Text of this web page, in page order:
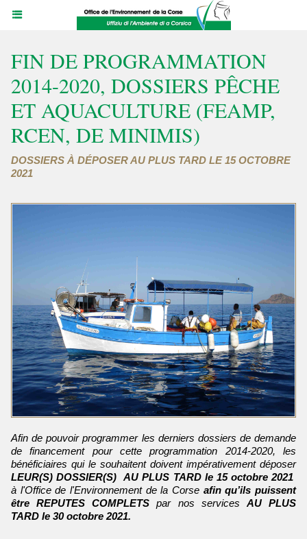
FIN DE PROGRAMMATION
2014-2020, DOSSIERS PÊCHE
ET AQUACULTURE (FEAMP,
RCEN, DE MINIMIS)
DOSSIERS À DÉPOSER AU PLUS TARD LE 15 OCTOBRE
2021
Afin de pouvoir programmer les derniers dossiers de demande
de financement pour cette programmation 2014-2020, les
bénéficiaires qui le souhaitent doivent impérativement déposer
LEUR(S) DOSSIER(S) AU PLUS TARD le 15 octobre 2021
à l'Office de l'Environnement de la Corse afin qu’ils puissent
être REPUTES COMPLETS par nos services AU PLUS
TARD le 30 octobre 2021.